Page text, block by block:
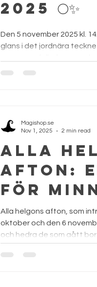
2025 🌕✨
Den 5 november 2025 kl.
glans i det jordnära
Alla
afton:
för
Alla helgons afton, som
oktober och den 6
och hedra de som gått
Magishop.se
Nov 1, 2025
2 min read